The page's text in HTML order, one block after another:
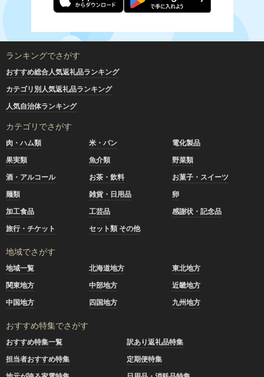
ランキングでさがす
おすすめ総合人気返礼品ランキング
カテゴリ別人気返礼品ランキング
人気自治体ランキング
カテゴリでさがす
肉・ハム類 米・パン
電化製品
果実類
魚介類
野菜類
酒・アルコール
お茶・飲料
お菓子・スイーツ
麺類
雑貨・日用品
卵
加工食品
工芸品
感謝状・記念品
旅行・チケット
セット類 その他
地域でさがす
地域一覧 北海道地方
東北地方
関東地方
中部地方
近畿地方
中国地方
四国地方 九州地方
おすすめ特集でさがす
おすすめ特集一覧
訳あり返礼品特集
担当者おすすめ特集
定期便特集